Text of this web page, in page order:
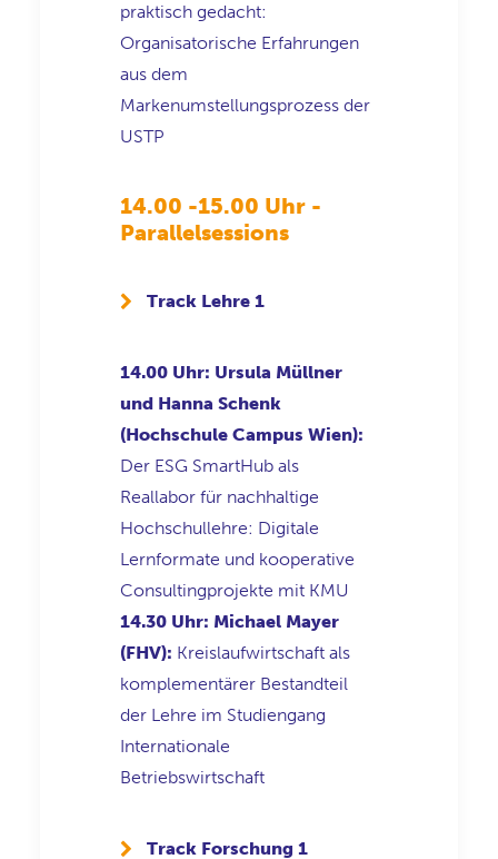
praktisch gedacht:
Organisatorische Erfahrungen
aus dem
Markenumstellungsprozess der
USTP
14.00 -15.00 Uhr -
Parallelsessions
Track Lehre 1
14.00 Uhr: Ursula Müllner
und Hanna Schenk
(Hochschule Campus Wien):
Der ESG SmartHub als
Reallabor für nachhaltige
Hochschullehre: Digitale
Lernformate und kooperative
Consultingprojekte mit KMU
14.30 Uhr: Michael Mayer
(FHV): Kreislaufwirtschaft als
komplementärer Bestandteil
der Lehre im Studiengang
Internationale
Betriebswirtschaft
Track Forschung 1